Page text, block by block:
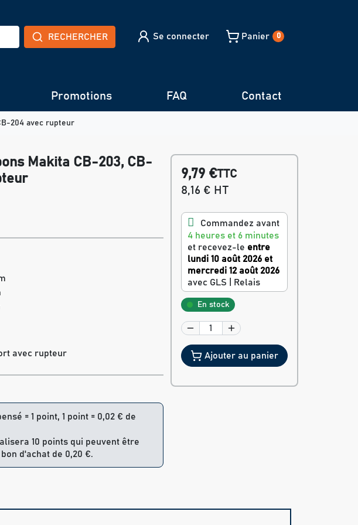
RECHERCHER Se connecter Panier 0
Promotions FAQ Contact
204 avec rupteur
Makita CB-203, CB-
avec rupteur
= 1 point, 1 point = 0,02 € de
10 points qui peuvent être
d'achat de 0,20 €.
9,79 €TTC
8,16 € HT
Commandez avant
4 heures et 6 minutes
et recevez-le entre
lundi 10 août 2026 et
mercredi 12 août 2026
avec GLS | Relais
En stock
Ajouter au panier